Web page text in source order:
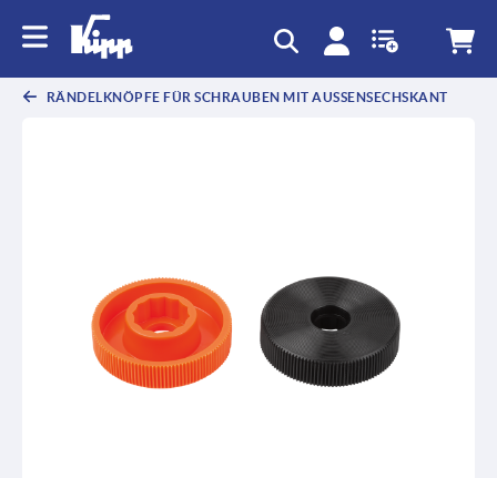
RÄNDELKNÖPFE FÜR SCHRAUBEN MIT AUSSENSECHSKANT